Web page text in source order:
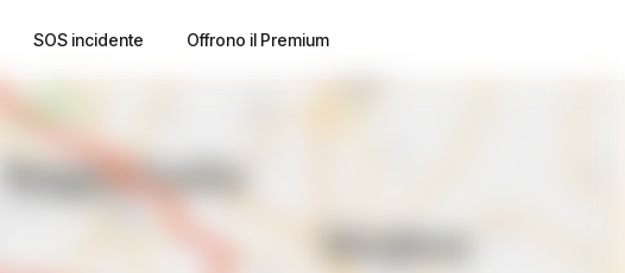
SOS incidente Offrono il Premium